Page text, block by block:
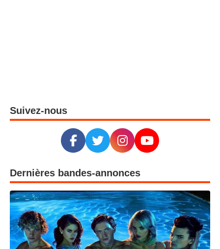
Suivez-nous
Dernières bandes-annonces